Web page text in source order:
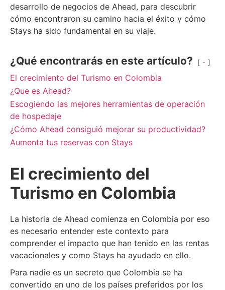
desarrollo de negocios de Ahead, para descubrir
cómo encontraron su camino hacia el éxito y cómo
Stays ha sido fundamental en su viaje.
¿Qué encontrarás en este artículo? -
El crecimiento del Turismo en Colombia
¿Que es Ahead?
Escogiendo las mejores herramientas de operación
de hospedaje
¿Cómo Ahead consiguió mejorar su productividad?
Aumenta tus reservas con Stays
El crecimiento del
Turismo en Colombia
La historia de Ahead comienza en Colombia por eso
es necesario entender este contexto para
comprender el impacto que han tenido en las rentas
vacacionales y como Stays ha ayudado en ello.
Para nadie es un secreto que Colombia se ha
convertido en uno de los países preferidos por los